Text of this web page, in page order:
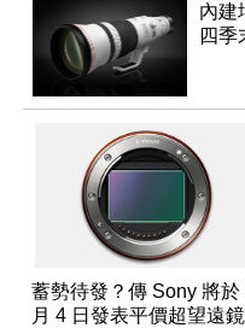
內建
四季
蓄勢待發？傳 Sony 將於
月 4 日發表平價超望遠鏡